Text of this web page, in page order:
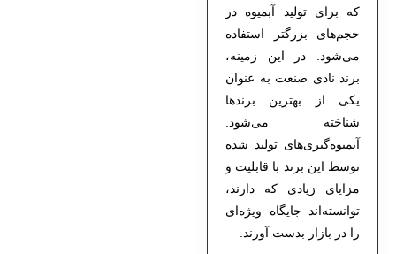
که برای تولید آبمیوه در
حجم‌های بزرگتر استفاده
می‌شود‌. در این زمینه،
برند نادی صنعت به عنوان
یکی از بهترین برند‌ها
شناخته می‌شود.
آبمیوه‌گیری‌های تولید شده
توسط این برند با قابليت و
مزایای زیادی که دارند،
توانسته‌اند جایگاه ویژه‌ای
را در بازار بدست آورند.